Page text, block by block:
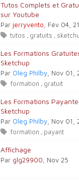
Tutos Complets et
sur Youtube
Par jerryvento , Fév 04, 21
tutos , gratuits ,
Les Formations
Sketchup
Par Oleg Philby, Nov 01,
formation , gratuit
Les Formations
Sketchup
Par Oleg Philby, Nov 01,
formation , payant
Affichage
Par glg29900 , Nov 25